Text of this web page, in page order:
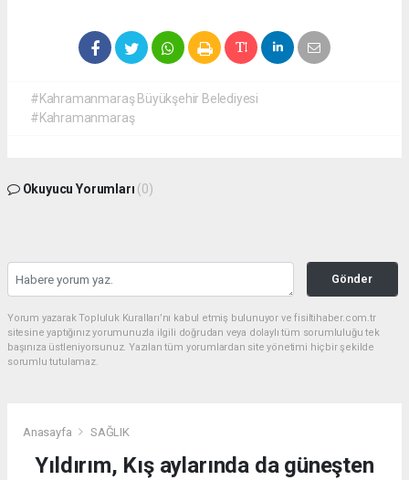
#Kahramanmaraş Büyükşehir Belediyesi
#Kahramanmaraş
Okuyucu Yorumları (0)
Gönder
Yorum yazarak Topluluk Kuralları’nı kabul etmiş bulunuyor ve fisiltihaber.com.tr
sitesine yaptığınız yorumunuzla ilgili doğrudan veya dolaylı tüm sorumluluğu tek
başınıza üstleniyorsunuz. Yazılan tüm yorumlardan site yönetimi hiçbir şekilde
sorumlu tutulamaz.
Anasayfa SAĞLIK
Yıldırım, Kış aylarında da güneşten